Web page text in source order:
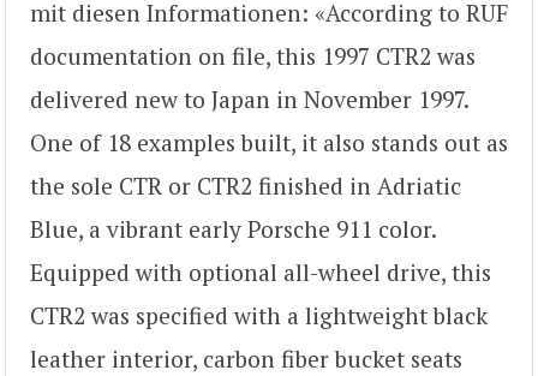
mit diesen Informationen: «According to RUF
documentation on file, this 1997 CTR2 was
delivered new to Japan in November 1997.
One of 18 examples built, it also stands out as
the sole CTR or CTR2 finished in Adriatic
Blue, a vibrant early Porsche 911 color.
Equipped with optional all-wheel drive, this
CTR2 was specified with a lightweight black
leather interior, carbon fiber bucket seats